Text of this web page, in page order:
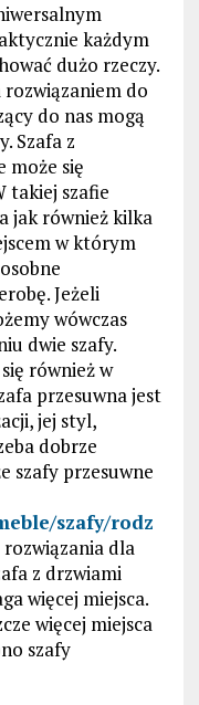
każdym
dużo rzeczy.
do
do nas mogą
Szafa z
może się
takiej szafie
jak również kilka
w którym
Jeżeli
wówczas
dwie szafy.
również w
przesuwna jest
jej styl,
dobrze
szafy przesuwne
szafy/rodz
dla
z drzwiami
więcej miejsca.
więcej miejsca
szafy